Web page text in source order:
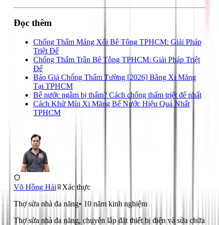
Đọc thêm
Chống Thấm Máng Xối Bê Tông TPHCM: Giải Pháp
Triệt Để
Chống Thấm Trần Bê Tông TPHCM: Giải Pháp Triệt
Để
Báo Giá Chống Thấm Tường [2026] Bằng Xi Măng
Tại TPHCM
Bể nước ngầm bị thấm? Cách chống thấm triệt để nhất
Cách Khử Mùi Xi Măng Bể Nước Hiệu Quả Nhất
TPHCM
Võ Hồng Hải
Xác thực
Thợ sửa nhà đa năng• 10 năm kinh nghiệm
Thợ sửa nhà đa năng, chuyên lắp đặt thiết bị điện và sửa chữa